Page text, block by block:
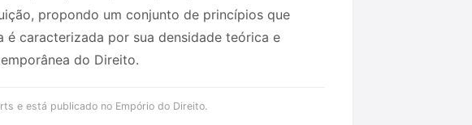
propondo um conjunto de princípios que
caracterizada por sua densidade teórica e
do Direito.
e está publicado no Empório do Direito.